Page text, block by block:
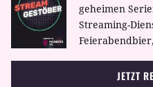
geheimen
Streaming-
JETZT